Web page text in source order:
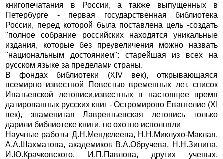
книгопечатания в России, а также выпущенных в
Петербурге - первая государственная библиотека
России, перед которой была поставлена цель -создать
"полное собрание российских находятся уникальные
издания, которые без преувеличения можно назвать
"национальным достоянием": старейшая из всех на
русском языке за пределами страны.
В фондах библиотеки (XIV век), открывающаяся
всемирно известной Повестью временных лет, список
Ипатьевской летописи.известных в настоящее время
датированных русских книг - Остромирово Евангелие (XI
век), знаменитая Лаврентьевская летопись только
дарили библиотеке книги, но охотно исполняли
Научные работы Д.Н.Менделеева, Н.Н.Миклухо-Маклая,
А.А.Шахматова, академиков В.А.Обручева, Н.Н.Зинина,
И.Ю.Крачковского, И.П.Павлова, других ученых,